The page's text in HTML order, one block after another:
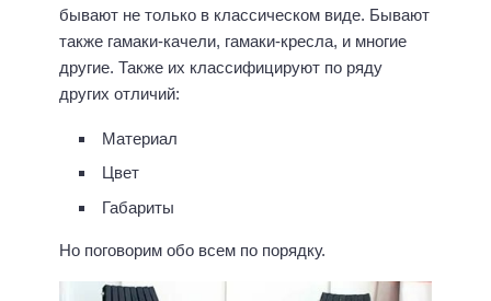
бывают не только в классическом виде. Бывают
также гамаки-качели, гамаки-кресла, и многие
другие. Также их классифицируют по ряду
других отличий:
Материал
Цвет
Габариты
Но поговорим обо всем по порядку.